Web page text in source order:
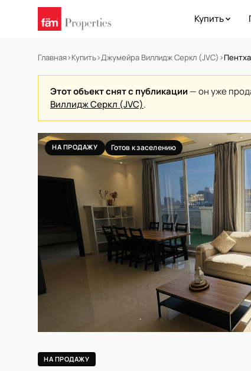
Купить
Главная›Купить›Джумейра Виллидж Серкл (JVC) ›
Этот объект снят с публикации — он уже
Виллидж Серкл (JVC).
НА ПРОДАЖУ Готов к заселению
НА ПРОДАЖУ